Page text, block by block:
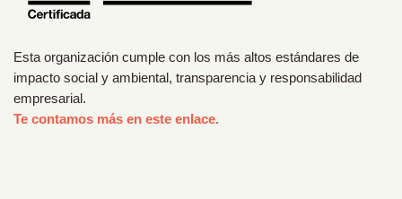
Esta organización cumple con los más altos estándares de
impacto social y ambiental, transparencia y responsabilidad
empresarial.
Te contamos más en este enlace.